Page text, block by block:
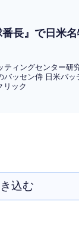
長』で日米
ィングセンター研
ッセン侍 日米バ
リック
込む